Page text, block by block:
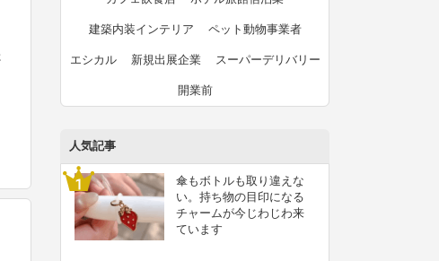
建築内装インテリア ペット動物事業者
エシカル 新規出展企業 スーパーデリバリー
開業前
人気記事
傘もボトルも取り違えな
い。持ち物の目印になる
チャームが今じわじわ来
ています